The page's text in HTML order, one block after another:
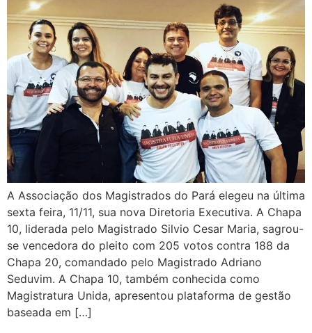
A Associação dos Magistrados do Pará elegeu na última
sexta feira, 11/11, sua nova Diretoria Executiva. A Chapa
10, liderada pelo Magistrado Silvio Cesar Maria, sagrou-
se vencedora do pleito com 205 votos contra 188 da
Chapa 20, comandado pelo Magistrado Adriano
Seduvim. A Chapa 10, também conhecida como
Magistratura Unida, apresentou plataforma de gestão
baseada em […]